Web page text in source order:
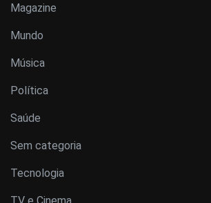
Magazine
Mundo
Música
Política
Saúde
Sem categoria
Tecnologia